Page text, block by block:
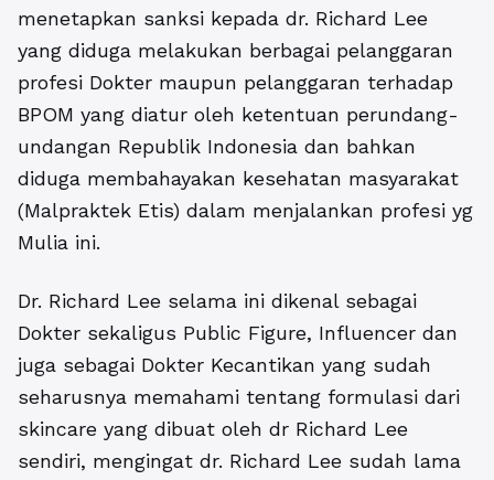
menetapkan sanksi kepada dr. Richard Lee
yang diduga melakukan berbagai pelanggaran
profesi Dokter maupun pelanggaran terhadap
BPOM yang diatur oleh ketentuan perundang-
undangan Republik Indonesia dan bahkan
diduga membahayakan kesehatan masyarakat
(Malpraktek Etis) dalam menjalankan profesi yg
Mulia ini.
Dr. Richard Lee selama ini dikenal sebagai
Dokter sekaligus Public Figure, Influencer dan
juga sebagai Dokter Kecantikan yang sudah
seharusnya memahami tentang formulasi dari
skincare yang dibuat oleh dr Richard Lee
sendiri, mengingat dr. Richard Lee sudah lama